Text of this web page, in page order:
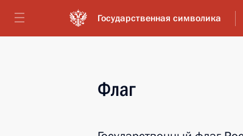
Государственная символика
Флаг